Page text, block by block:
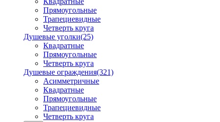
Прямоугольные
Трапециевидные
Четверть круга
Душевые уголки(25)
Квадратные
Прямоугольные
Четверть круга
Душевые ограждения(321)
Асимметричные
Квадратные
Прямоугольные
Трапециевидные
Четверть круга